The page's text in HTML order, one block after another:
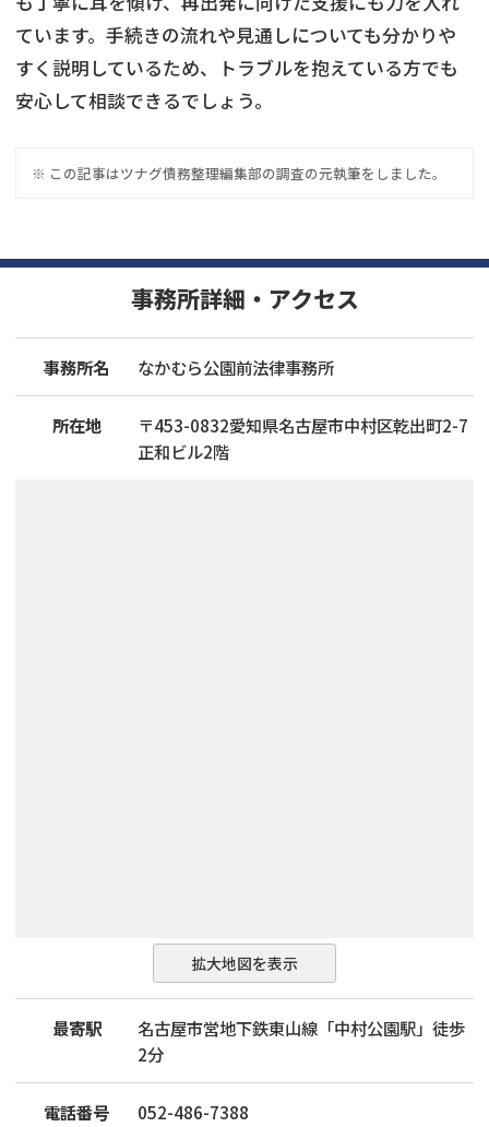
ています。手続きの流れや見通しについても分かりや
すく説明しているため、トラブルを抱えている方でも
安心して相談できるでしょう。
※ この記事はツナグ債務整理編集部の調査の元執筆をしました。
事務所詳細・アクセス
事務所名 なかむら公園前法律事務所
所在地 〒453-0832愛知県名古屋市中村区乾出町2-7
正和ビル2階
拡大地図を表示
最寄駅
名古屋市営地下鉄東山線「中村公園駅」徒歩
2分
電話番号 052-486-7388